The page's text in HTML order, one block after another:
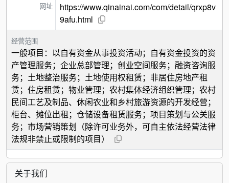
网址
https://www.qinainai.com/com/detail/qrxp8v
9afu.html
经营范围
一般项目：以自有资金从事投资活动；自有资金投资的资
产管理服务；企业总部管理；创业空间服务；融资咨询服
务；土地整治服务；土地使用权租赁；非居住房地产租
赁；住房租赁；物业管理；农村集体经济组织管理；农村
民间工艺及制品、休闲农业和乡村旅游资源的开发经营；
柜台、摊位出租；仓储设备租赁服务；项目策划与公关服
务；市场营销策划（除许可业务外，可自主依法经营法律
法规非禁止或限制的项目）
关于我们